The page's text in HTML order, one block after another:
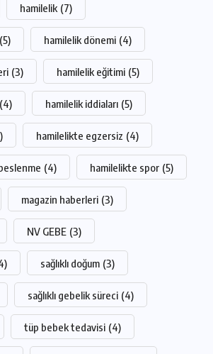
hamilelik (7)
(5) hamilelik dönemi (4)
(3) hamilelik eğitimi (5)
(4) hamilelik iddiaları (5)
hamilelikte egzersiz (4)
(4) hamilelikte spor (5)
magazin haberleri (3)
NV GEBE (3)
sağlıklı doğum (3)
sağlıklı gebelik süreci (4)
tüp bebek tedavisi (4)